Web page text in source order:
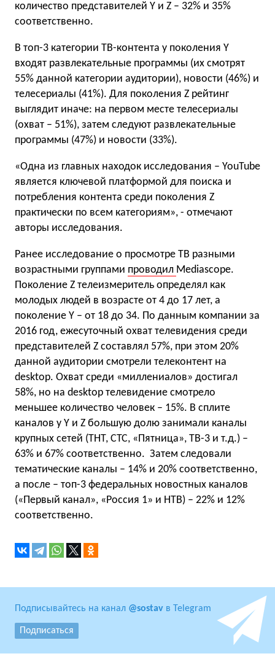
количество представителей Y и Z – 32% и 35%
соответственно.
В топ-3 категории ТВ-контента у поколения Y
входят развлекательные программы (их смотрят
55% данной категории аудитории), новости (46%) и
телесериалы (41%). Для поколения Z рейтинг
выглядит иначе: на первом месте телесериалы
(охват – 51%), затем следуют развлекательные
программы (47%) и новости (33%).
«Одна из главных находок исследования – YouTube
является ключевой платформой для поиска и
потребления контента среди поколения Z
практически по всем категориям», - отмечают
авторы исследования.
Ранее исследование о просмотре ТВ разными
возрастными группами проводил Mediascope.
Поколение Z телеизмеритель определял как
молодых людей в возрасте от 4 до 17 лет, а
поколение Y – от 18 до 34. По данным компании за
2016 год, ежесуточный охват телевидения среди
представителей Z составлял 57%, при этом 20%
данной аудитории смотрели телеконтент на
desktop. Охват среди «миллениалов» достигал
58%, но на desktop телевидение смотрело
меньшее количество человек – 15%. В сплите
каналов у Y и Z большую долю занимали каналы
крупных сетей (ТНТ, СТС, «Пятница», ТВ-3 и т.д.) –
63% и 67% соответственно. Затем следовали
тематические каналы – 14% и 20% соответственно,
а после – топ-3 федеральных новостных каналов
(«Первый канал», «Россия 1» и НТВ) – 22% и 12%
соответственно.
Подписывайтесь на канал @sostav в Telegram
Подписаться